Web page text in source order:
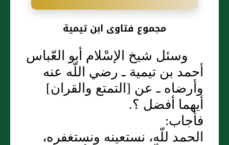
مجموع فتاوى ابن تيمية
وسئل شيخ الإسْلام أبو العّباس
أحمد بن تيمية ـ رضي اللّه عنه
وأرضاه ـ عن ‏[‏التمتع والقران‏]‏
أيهما أفضل ‏؟‏‏.‏
فأجاب‏:‏
الحمد للّه، نستعينه ونستغفره،